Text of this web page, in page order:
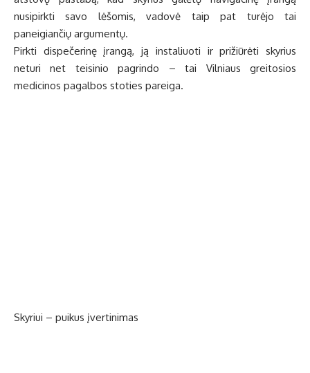
nusipirkti savo lėšomis, vadovė taip pat turėjo tai
paneigiančių argumentų.
Pirkti dispečerinę įrangą, ją instaliuoti ir prižiūrėti skyrius
neturi net teisinio pagrindo – tai Vilniaus greitosios
medicinos pagalbos stoties pareiga.
Skyriui – puikus įvertinimas